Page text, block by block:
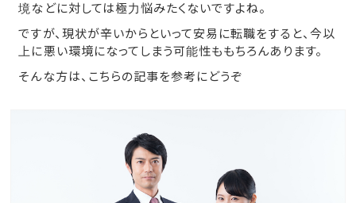
境などに対しては極力悩みたくないですよね。
ですが、現状が辛いからといって安易に転職をすると、今以
上に悪い環境になってしまう可能性ももちろんあります。
そんな方は、こちらの記事を参考にどうぞ